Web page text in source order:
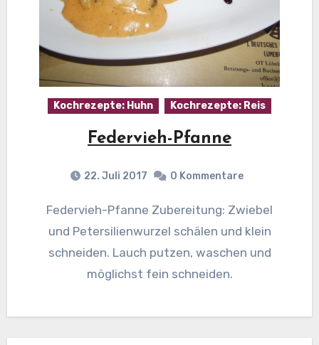
Kochrezepte: Huhn Kochrezepte: Reis
Federvieh-Pfanne
22. Juli 2017 0 Kommentare
Federvieh-Pfanne Zubereitung: Zwiebel
und Petersilienwurzel schälen und klein
schneiden. Lauch putzen, waschen und
möglichst fein schneiden.